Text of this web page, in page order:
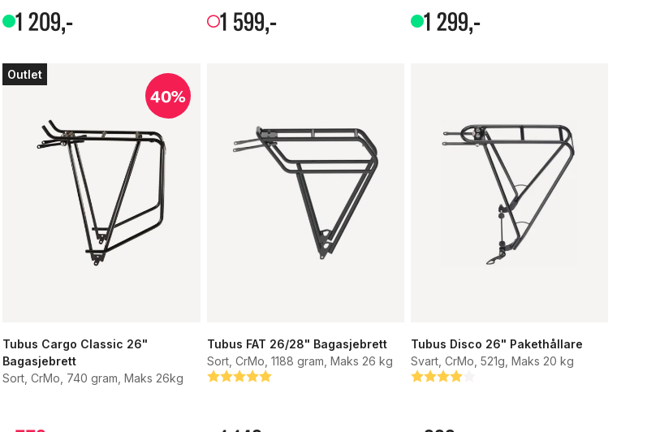
1 209,- 1 599,- 1 299,-
Outlet
40%
Tubus Cargo Classic 26"
Bagasjebrett
Sort, CrMo, 740 gram, Maks 26kg
Tubus FAT 26/28" Bagasjebrett
Sort, CrMo, 1188 gram, Maks 26 kg
Betyg:
5.0 utav 5 stjärnor
Tubus Disco 26" Pakethållare
Svart, CrMo, 521g, Maks 20 kg
Betyg:
4.0 utav 5 stjärnor